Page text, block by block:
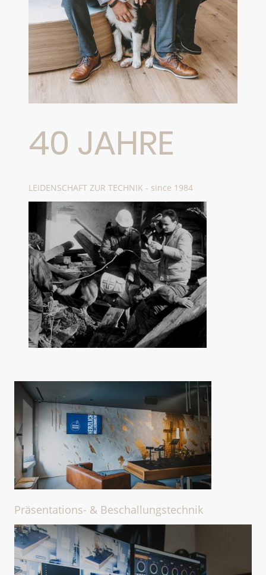
40 JAHRE
LEIDENSCHAFT ZUR TECHNIK - since 1984
Präsentations- & Beschallungstechnik